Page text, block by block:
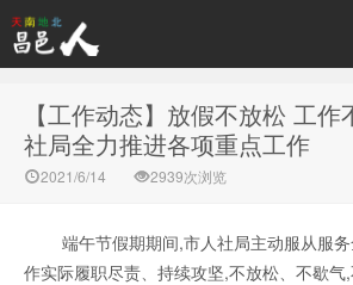
【工作动态】放假不放松 工
社局全力推进各项重点工作
2021/6/14 2939次浏览
端午节假期期间,市人社局主动服从服务
作实际履职尽责、持续攻坚,不放松、不歇